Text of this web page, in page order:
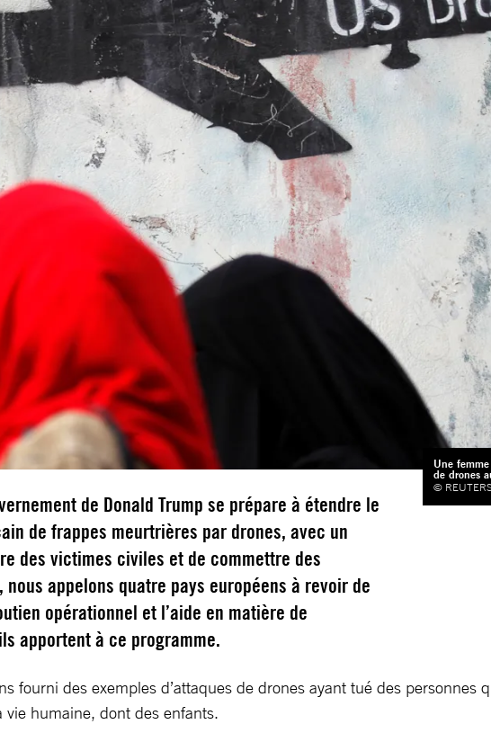
Une
de drones
©
de Donald Trump se prépare à étendre le
de frappes meurtrières par drones, avec un
des victimes civiles et de commettre des
appelons quatre pays européens à revoir de
opérationnel et l’aide en matière de
apportent à ce programme.
fourni des exemples d’attaques de drones ayant tué des
humaine, dont des enfants.